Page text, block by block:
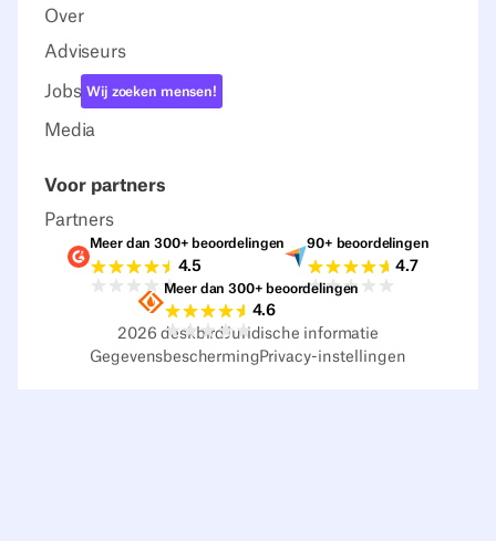
Over
Adviseurs
Jobs Wij zoeken mensen!
Media
Voor partners
Partners
Beoordelingen G2
Meer dan 300+ beoordelingen
4.5
Beoordelingen
90+ beoordelingen
4.7
Beoordelingen Sourceforge
Meer dan 300+ beoordelingen
4.6
2026 deskbirdJuridische informatie
GegevensbeschermingPrivacy-instellingen